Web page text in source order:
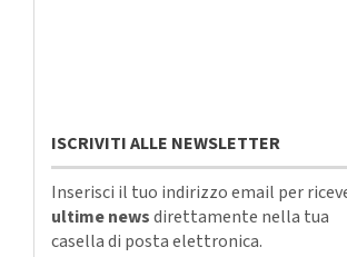
ISCRIVITI ALLE NEWSLETTER
Inserisci il tuo indirizzo email per
ultime newsdirettamente nella tua
casella di posta elettronica.